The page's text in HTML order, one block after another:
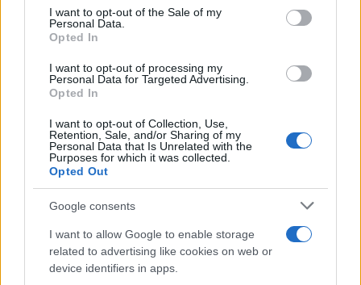
consent section.
I want to opt-out of the Sale of my
Personal Data.
Opted In
I want to opt-out of processing my
Personal Data for Targeted Advertising.
Opted In
I want to opt-out of Collection, Use,
Retention, Sale, and/or Sharing of my
Personal Data that Is Unrelated with the
Purposes for which it was collected.
Opted Out
Google consents
I want to allow Google to enable storage
related to advertising like cookies on web or
device identifiers in apps.
Calangianus, allarme sul centro accoglienza
minori, Albieri: “Episodi gravissimi”
Gallura, finti clienti svuotano le suite: furto da
50mila nel resort
Meteo Olbia 7 agosto, sole e caldo tornano
protagonisti
fine agosto